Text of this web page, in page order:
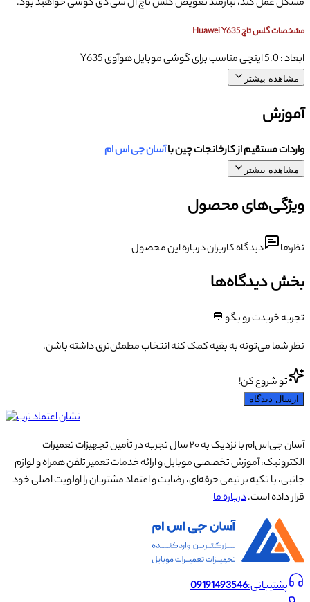
مشکل عمل کند، نیازمند تعویض گلس تاچ ال سی دی گوشی خواهید بود.
مشخصات گلس تاچ Huawei Y635
ابعاد : 5.0 اینچی مناسب برای گوشی موبایل هوآوی Y635
مشاهده بیشتر
آموزش
واردات مستقیم از کارخانجات چین باآسان جی اس ام
مشاهده بیشتر
ویژگی‌های محصول
نظرها دیدگاه کاربران درباره این محصول
بخش دیدگاه‌ها
تجربه خریدت رو بگو 💬
نظر شما می‌تونه به بقیه کمک کنه انتخاب مطمئن‌تری داشته باشن.
تو شروع کن!
ارسال دیدگاه
آسان جی‌اس‌ام با نزدیک به ۲۰ سال تجربه در تأمین تجهیزات تعمیرات
الکترونیک، آموزش تخصصی موبایل و ارائه خدمات تعمیر تلفن همراه و لوازم
جانبی، با تکیه بر تیمی حرفه‌ای، رضایت و اعتماد مشتریان را اولویت اصلی خود
قرار داده است.درباره ما
پشتیبانی:09191493546